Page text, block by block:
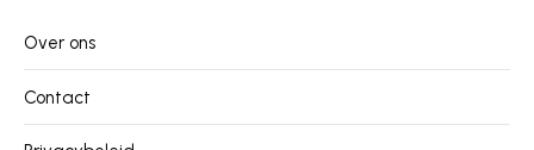
Over ons
Contact